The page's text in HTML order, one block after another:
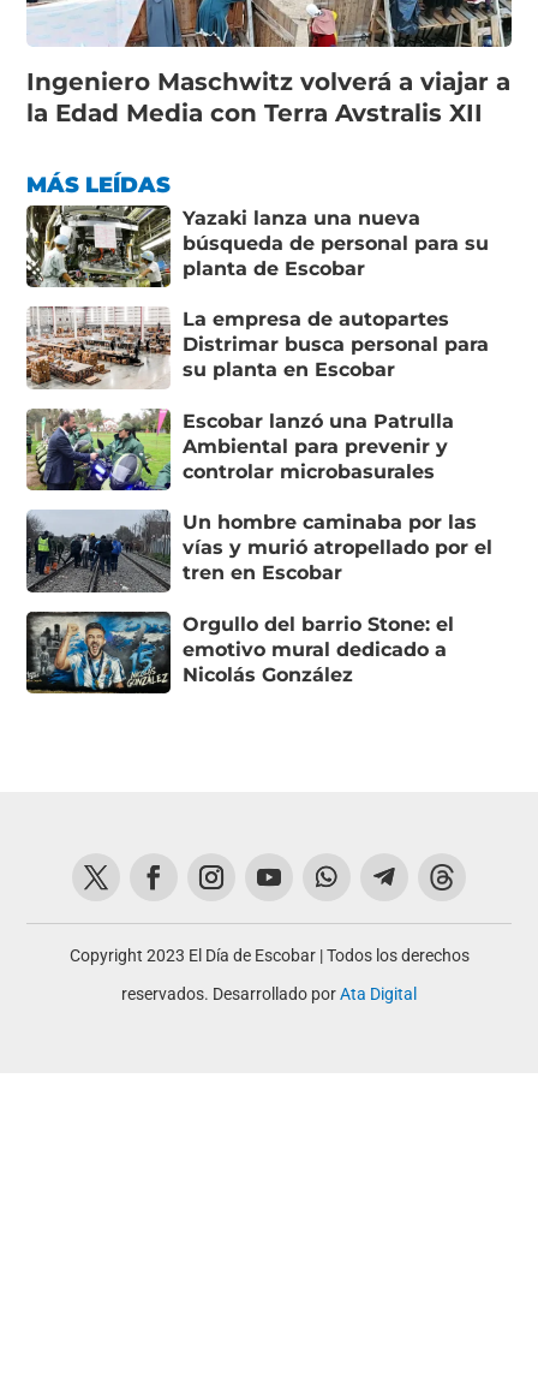
Ingeniero Maschwitz volverá a viajar a
la Edad Media con Terra Avstralis XII
MÁS LEÍDAS
Yazaki lanza una nueva
búsqueda de personal para su
planta de Escobar
La empresa de autopartes
Distrimar busca personal para
su planta en Escobar
Escobar lanzó una Patrulla
Ambiental para prevenir y
controlar microbasurales
Un hombre caminaba por las
vías y murió atropellado por el
tren en Escobar
Orgullo del barrio Stone: el
emotivo mural dedicado a
Nicolás González
Copyright 2023 El Día de Escobar | Todos los derechos
reservados. Desarrollado porAta Digital